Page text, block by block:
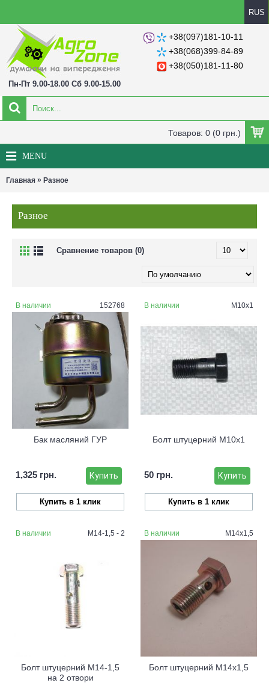
RUS
+38(097)181-10-11
+38(068)399-84-89
+38(050)181-11-80
Пн-Пт 9.00-18.00 Сб 9.00-15.00
Товаров: 0 (0 грн.)
MENU
Главная » Разное
Разное
Сравнение товаров (0)
В наличии 152768
Бак масляний ГУР
1,325 грн. Купить
Купить в 1 клик
В наличии М10х1
Болт штуцерний М10х1
50 грн. Купить
Купить в 1 клик
В наличии М14-1,5 - 2
Болт штуцерний М14-1,5
на 2 отвори
В наличии М14х1,5
Болт штуцерний М14х1,5